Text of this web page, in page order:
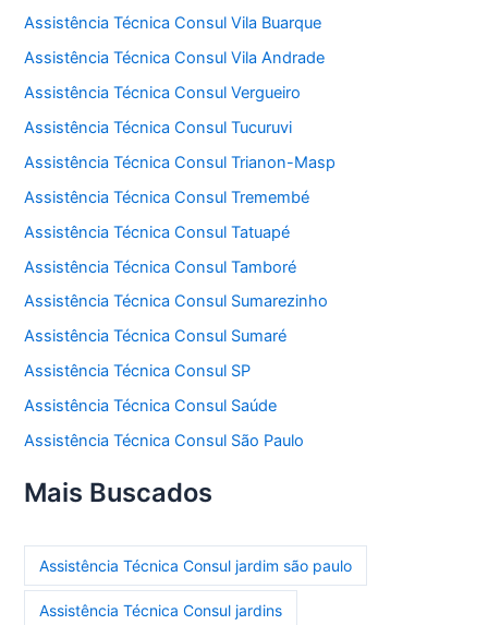
Assistência Técnica Consul Vila Buarque
Assistência Técnica Consul Vila Andrade
Assistência Técnica Consul Vergueiro
Assistência Técnica Consul Tucuruvi
Assistência Técnica Consul Trianon-Masp
Assistência Técnica Consul Tremembé
Assistência Técnica Consul Tatuapé
Assistência Técnica Consul Tamboré
Assistência Técnica Consul Sumarezinho
Assistência Técnica Consul Sumaré
Assistência Técnica Consul SP
Assistência Técnica Consul Saúde
Assistência Técnica Consul São Paulo
Mais Buscados
Assistência Técnica Consul jardim são paulo
Assistência Técnica Consul jardins